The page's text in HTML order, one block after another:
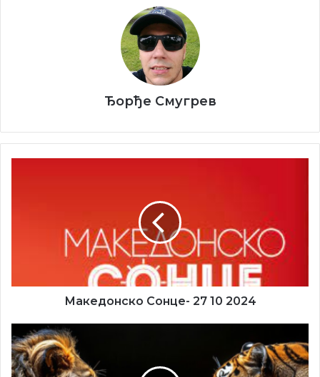
„Апсолутна вилушка„ – една фигура, во конкретен
случај скокачот напаѓа две или повеќе фигури, при што
една од нападнатите фигури е кралот.
Ђорђе Смугрев
Македонско Сонце- 27 10 2024
"ZWISCHENZUG"